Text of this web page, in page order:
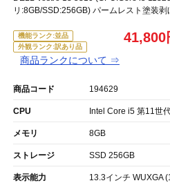
リ:8GB/SSD:256GB) パームレスト塗装
機能ランク:並品
外観ランク:訳あり品
商品ランクについて ⇒
41,800
商品コード 194629
CPU Intel Core i5 第11世
メモリ 8GB
ストレージ SSD 256GB
表示能力 13.3インチ WUXGA